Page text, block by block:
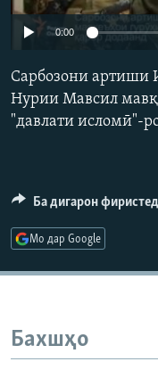
ГУЗОРИШҲОИ РАДИОӢ
Русский
ПАЙГИРӢ КУНЕД
Ҳамаи сомонаҳои
0:00
Сарбозони артиши
Нурии Мавсил
"давлати исломӣ"-
Ба дигарон фиристед
Мо дар Google
Бахшҳо